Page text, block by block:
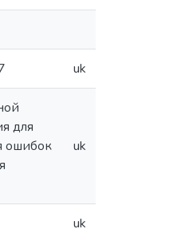
uk
для
ошибок
uk
uk